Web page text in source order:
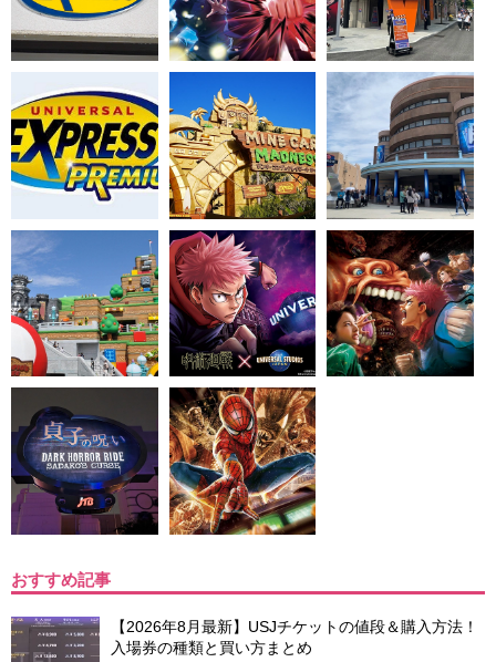
おすすめ記事
【2026年8月最新】USJチケットの値段＆購入方法！
入場券の種類と買い方まとめ